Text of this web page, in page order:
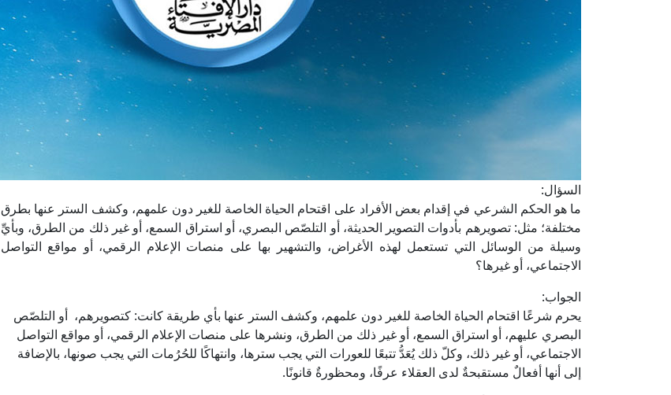
السؤال:
ما هو الحكم الشرعي في إقدام بعض الأفراد على اقتحام الحياة الخاصة للغير دون علمهم، وكشف الستر عنها بطرق
مختلفة؛ مثل: تصويرهم بأدوات التصوير الحديثة، أو التلصّص البصري، أو استراق السمع، أو غير ذلك من الطرق، وبأيِّ
وسيلة من الوسائل التي تستعمل لهذه الأغراض، والتشهير بها على منصات الإعلام الرقمي، أو مواقع التواصل
الاجتماعي، أو غيرها؟
الجواب:
يحرم شرعًا اقتحام الحياة الخاصة للغير دون علمهم، وكشف الستر عنها بأي طريقة كانت: كتصويرهم، أو التلصّص
البصري عليهم، أو استراق السمع، أو غير ذلك من الطرق، ونشرها على منصات الإعلام الرقمي، أو مواقع التواصل
الاجتماعي، أو غير ذلك، وكلّ ذلك يُعَدُّ تتبعًا للعورات التي يجب سترها، وانتهاكًا للحُرُمات التي يجب صونها، بالإضافة
إلى أنها أفعالٌ مستقبحةٌ لدى العقلاء عرفًا، ومحظورةٌ قانونًا.